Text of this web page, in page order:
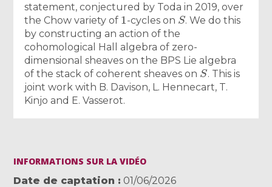
statement, conjectured by Toda in 2019, over
the Chow variety of
1
-cycles on
S
. We do this
by constructing an action of the
cohomological Hall algebra of zero-
dimensional sheaves on the BPS Lie algebra
of the stack of coherent sheaves on
S
. This is
joint work with B. Davison, L. Hennecart, T.
Kinjo and E. Vasserot.
INFORMATIONS SUR LA VIDÉO
Date de captation
01/06/2026